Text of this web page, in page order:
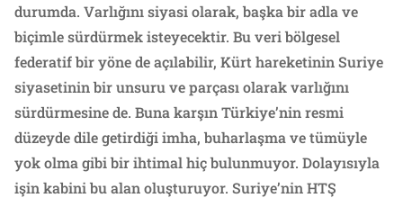
durumda. Varlığını siyasi olarak, başka bir adla ve
biçimle sürdürmek isteyecektir. Bu veri bölgesel
federatif bir yöne de açılabilir, Kürt hareketinin Suriye
siyasetinin bir unsuru ve parçası olarak varlığını
sürdürmesine de. Buna karşın Türkiye’nin resmi
düzeyde dile getirdiği imha, buharlaşma ve tümüyle
yok olma gibi bir ihtimal hiç bulunmuyor. Dolayısıyla
işin kabini bu alan oluşturuyor. Suriye’nin HTŞ